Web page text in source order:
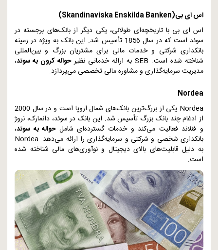
اس ای بی(Skandinaviska Enskilda Banken)
اس ای بی با تاریخچه‌ای طولانی، یکی دیگر از بانک‌های برجسته در
سوئد است که در سال 1856 تأسیس شد. این بانک به ویژه در زمینه
بانکداری شرکتی و خدمات مالی برای مشتریان بزرگ و بین‌المللی
شناخته شده است. SEBبه ارائه خدماتی نظیرحواله کرون به سوئد،
مدیریت سرمایه‌گذاری و مشاوره مالی تخصصی می‌پردازد.
Nordea
Nordea
یکی از بزرگ‌ترین بانک‌های شمال اروپا است و در سال 2000
از ادغام چند بانک بزرگ تأسیس شد. این بانک در سوئد، دانمارک، نروژ
و فنلاند فعالیت می‌کند و خدمات گسترده‌ای شاملحواله به سوئد،
بانکداری شخصی و شرکتی و سرمایه‌گذاری را ارائه می‌دهد. Nordea
به دلیل قابلیت‌های بالای دیجیتال و نوآوری‌های مالی شناخته شده
است.